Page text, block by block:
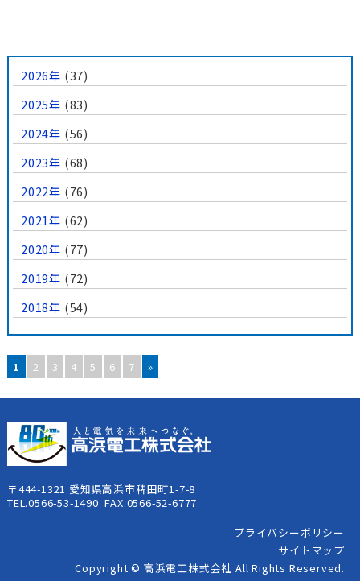
2026年 (37)
2025年 (83)
2024年 (56)
2023年 (68)
2022年 (76)
2021年 (62)
2020年 (77)
2019年 (72)
2018年 (54)
1 2 3 4 5 6 7 »
〒444-1321 愛知県高浜市稗田町1-7-8
TEL.0566-53-1490 FAX.0566-52-6777
プライバシーポリシー
サイトマップ
Copyright © 高浜電工株式会社 All Rights Reserved.